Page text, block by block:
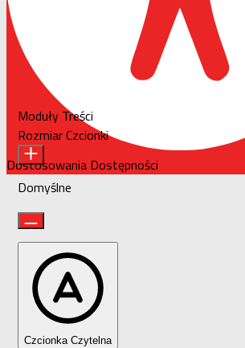
Dostosowania Dostępności
Moduły Treści
Rozmiar Czcionki
Domyślne
Czcionka Czytelna